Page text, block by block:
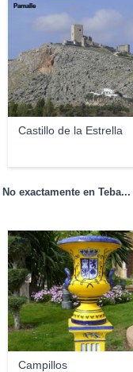
Castillo de la Estrella
Pamalle
No exactamente en Teba...
Campillos
Julita